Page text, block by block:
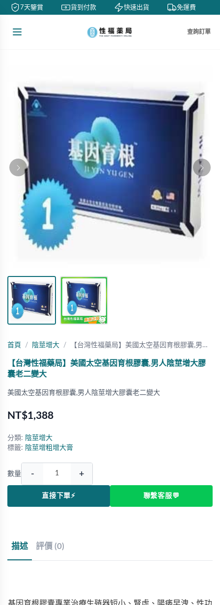
7天鑒賞 貨到付款 快速出貨 免運費
查詢訂單
首頁 陰莖增大 【台灣性福藥局】美國太空基因育根膠囊,男…
【台灣性福藥局】美國太空基因育根膠囊,男人陰莖增大膠
囊老二變大
美國太空基因育根膠囊,男人陰莖增大膠囊老二變大
NT$1,388
分類: 陰莖增大
標籤: 陰莖增粗增大膏
數量 - +
直接下單⚡ 聯繫客服💬
描述 評價 (0)
基因育根膠囊專業治療生殖器短小、腎虛、陽痿早洩、性功